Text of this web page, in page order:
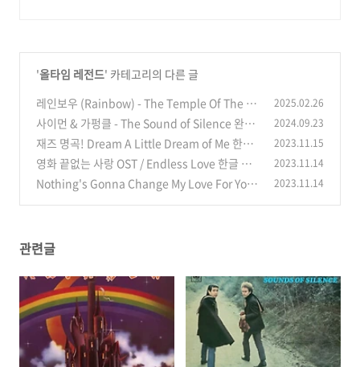
'올타임 레전드' 카테고리의 다른 글
레인보우 (Rainbow) - The Temple Of The Ki
ng 완벽정리! (한글 가사 해석, 뜻, 비하인드 스토
리, 뮤비,듣기)
2025.02.26
사이먼 & 가펑클 - The Sound of Silence 완벽
정리! (한글 가사 해석, 뜻, 비하인드 스토리, 듣
기)
(0)
2024.09.23
재즈 명곡! Dream A Little Dream of Me 한글
가사/해석/뜻 (1)
2023.11.15
영화 끝없는 사랑 OST / Endless Love 한글 가
사/해석/뜻 (0)
2023.11.14
Nothing's Gonna Change My Love For You
2023.11.14
관련글